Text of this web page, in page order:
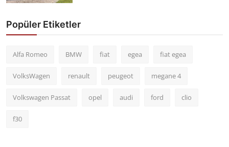
Popüler Etiketler
Alfa Romeo BMW fiat egea fiat egea
VolksWagen renault peugeot megane 4
Volkswagen Passat opel audi ford clio
f30